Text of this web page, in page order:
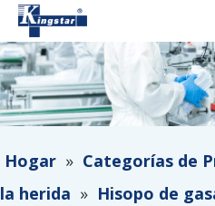
Hogar » Categorías de
la herida » Hisopo de